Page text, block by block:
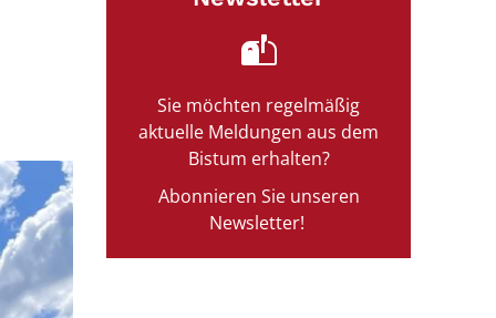
Sie möchten regelmäßig
aktuelle Meldungen aus dem
Bistum erhalten?
Abonnieren Sie unseren
Newsletter!